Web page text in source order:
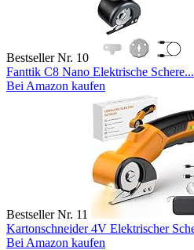
Bestseller Nr. 10
Fanttik C8 Nano Elektrische Schere...
Bei Amazon kaufen
Bestseller Nr. 11
Kartonschneider 4V Elektrischer
Bei Amazon kaufen